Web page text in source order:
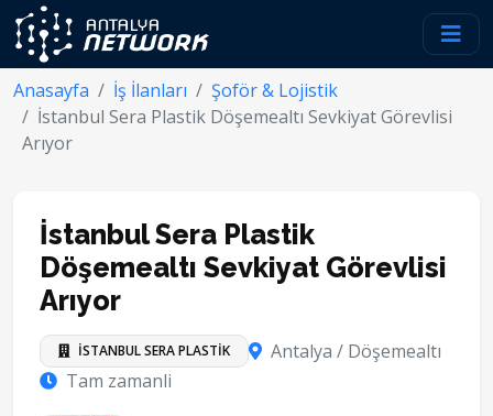
Anasayfa İş İlanları
Şoför & Lojistik
İstanbul Sera Plastik Döşemealtı Sevkiyat Görevlisi
Arıyor
İstanbul Sera Plastik
Döşemealtı Sevkiyat Görevlisi
Arıyor
İSTANBUL SERA PLASTİK
Antalya / Döşemealtı
Tam zamanli